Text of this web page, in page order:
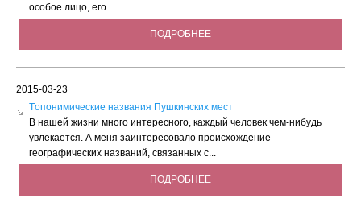
особое лицо, его...
ПОДРОБНЕЕ
2015-03-23
Tопонимические названия Пушкинских мест
В нашей жизни много интересного, каждый человек чем-нибудь
увлекается. А меня заинтересовало происхождение
географических названий, связанных с...
ПОДРОБНЕЕ